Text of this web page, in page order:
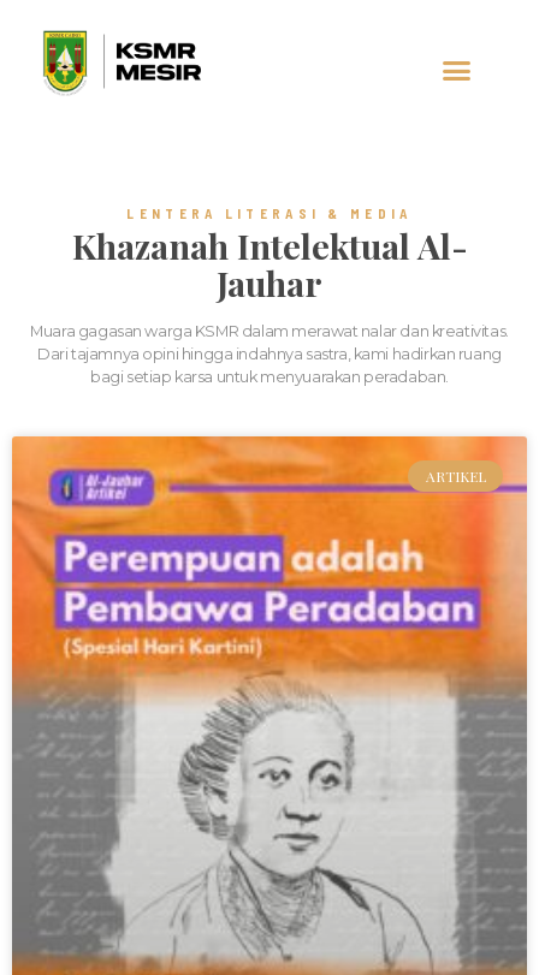
LENTERA LITERASI & MEDIA
Khazanah Intelektual Al-
Jauhar
Muara gagasan warga KSMR dalam merawat nalar dan kreativitas.
Dari tajamnya opini hingga indahnya sastra, kami hadirkan ruang
bagi setiap karsa untuk menyuarakan peradaban.
ARTIKEL